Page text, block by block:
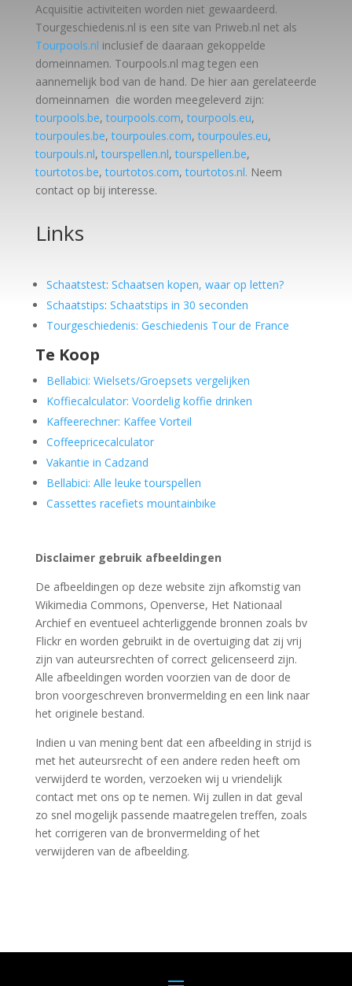
Acquisitie activiteiten worden niet gewaardeerd.
Tourgeschiedenis.nl is een site van Priweb.nl net als
Tourpools.nl inclusief de daaraan gekoppelde
domeinnamen. Tourpools.nl mag tegen een
aannemelijk bod van de hand. De hier aan gerelateerde
domeinnamen die worden meegeleverd zijn:
tourpools.be,tourpools.com,tourpools.eu,
tourpoules.be,tourpoules.com,tourpoules.eu,
tourpouls.nl,tourspellen.nl,tourspellen.be,
tourtotos.be,tourtotos.com,tourtotos.nl. Neem
contact op bij interesse.
Links
Schaatstest: Schaatsen kopen, waar op letten?
Schaatstips: Schaatstips in 30 seconden
Tourgeschiedenis: Geschiedenis Tour de France
Te Koop
Bellabici: Wielsets/Groepsets vergelijken
Koffiecalculator: Voordelig koffie drinken
Kaffeerechner: Kaffee Vorteil
Coffeepricecalculator
Vakantie in Cadzand
Bellabici: Alle leuke tourspellen
Cassettes racefiets mountainbike
Disclaimer gebruik afbeeldingen
De afbeeldingen op deze website zijn afkomstig van
Wikimedia Commons, Openverse, Het Nationaal
Archief en eventueel achterliggende bronnen zoals bv
Flickr en worden gebruikt in de overtuiging dat zij vrij
zijn van auteursrechten of correct gelicenseerd zijn.
Alle afbeeldingen worden voorzien van de door de
bron voorgeschreven bronvermelding en een link naar
het originele bestand.
Indien u van mening bent dat een afbeelding in strijd is
met het auteursrecht of een andere reden heeft om
verwijderd te worden, verzoeken wij u vriendelijk
contact met ons op te nemen. Wij zullen in dat geval
zo snel mogelijk passende maatregelen treffen, zoals
het corrigeren van de bronvermelding of het
verwijderen van de afbeelding.